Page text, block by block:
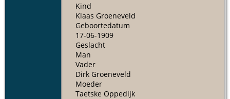
Kind
Klaas Groeneveld
Geboortedatum
17-06-1909
Geslacht
Man
Vader
Dirk Groeneveld
Moeder
Taetske Oppedijk